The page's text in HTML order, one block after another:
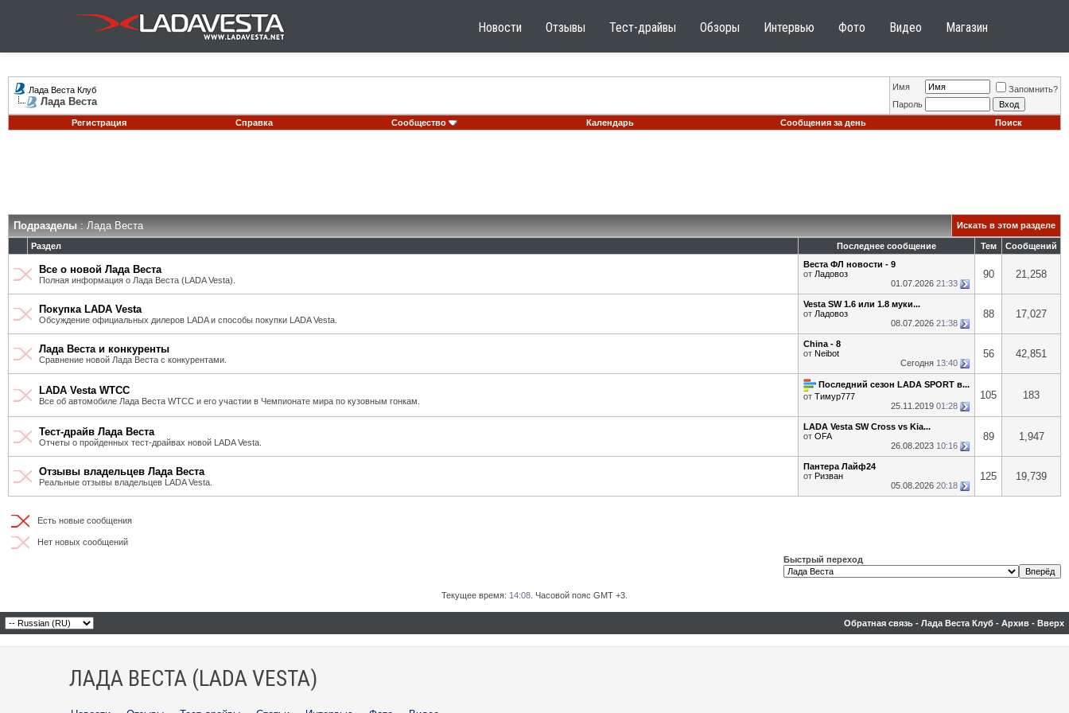
Новости Отзывы Тест-драйвы Обзоры Интервью Фото Видео Магазин
Лада Веста Клуб
Лада Веста
Имя
Запомнить?
Пароль
Регистрация
Справка Сообщество Календарь Сообщения за день Поиск
Подразделы: Лада Веста Искать в этом разделе
Раздел Последнее сообщение Тем Сообщений
Все о новой Лада Веста
Полная информация о Лада Веста (LADA Vesta).
Веста ФЛ новости - 9
от Ладовоз
01.07.2026 21:33
90 21,258
Покупка LADA Vesta
Обсуждение официальных дилеров LADA и способы покупки LADA Vesta.
Vesta SW 1.6 или 1.8 муки...
от Ладовоз
08.07.2026 21:38
88 17,027
Лада Веста и конкуренты
Сравнение новой Лада Веста с конкурентами.
China - 8
от Neibot
Сегодня 13:40
56 42,851
LADA Vesta WTCC
Все об автомобиле Лада Веста WTCC и его участии в Чемпионате мира по кузовным гонкам.
Последний сезон LADA SPORT в...
от Тимур777
25.11.2019 01:28
105 183
Тест-драйв Лада Веста
Отчеты о пройденных тест-драйвах новой LADA Vesta.
LADA Vesta SW Cross vs Kia...
от OFA
26.08.2023 10:16
89 1,947
Отзывы владельцев Лада Веста
Реальные отзывы владельцев LADA Vesta.
Пантера Лайф24
от Ризван
05.08.2026 20:18
125 19,739
Есть новые сообщения
Нет новых сообщений
Быстрый переход
Текущее время: 14:08 . Часовой пояс GMT +3.
Обратная связь - Лада Веста Клуб - Архив - Вверх
ЛАДА ВЕСТА (LADA VESTA)